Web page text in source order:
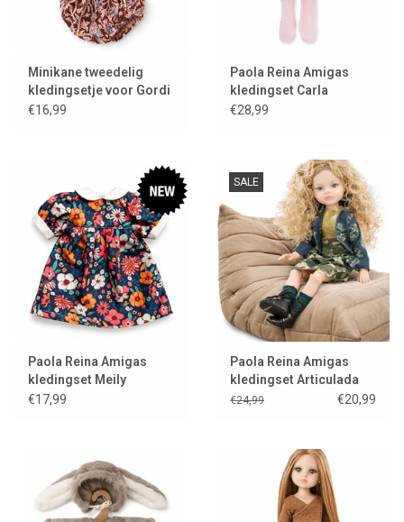
Minikane tweedelig
kledingsetje voor Gordi
poppen
€16,99
Paola Reina Amigas
kledingset Carla
ballerina
€28,99
Paola Reina Amigas
kledingset Meily
€17,99
SALE
Paola Reina Amigas
kledingset Articulada
Manica
€24,99 €20,99